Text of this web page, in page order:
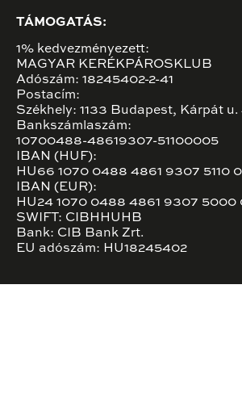
TÁMOGATÁS:
1% kedvezményezett:
MAGYAR KERÉKPÁROSKLUB
Adószám: 18245402-2-41
Postacím:
Székhely: 1133 Budapest, Kárpát u.
Bankszámlaszám:
10700488-48619307-51100005
IBAN (HUF):
HU66 1070 0488 4861 9307 5110
IBAN (EUR):
HU24 1070 0488 4861 9307 5000
SWIFT: CIBHHUHB
Bank: CIB Bank Zrt.
EU adószám: HU18245402